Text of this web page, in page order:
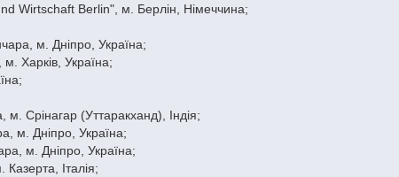
Wirtschaft Berlin", м. Берлін, Німеччина;
м. Дніпро, Україна;
Харків, Україна;
Срінагар (Уттаракханд), Індія;
м. Дніпро, Україна;
м. Дніпро, Україна;
Італія;